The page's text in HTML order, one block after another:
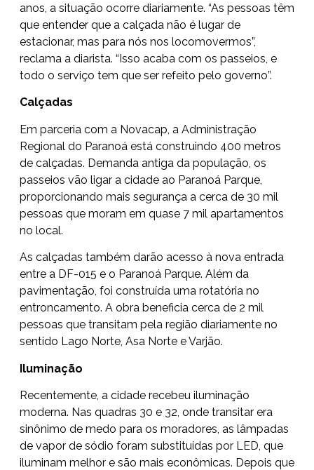
anos, a situação ocorre diariamente. “As pessoas têm
que entender que a calçada não é lugar de
estacionar, mas para nós nos locomovermos”,
reclama a diarista. “Isso acaba com os passeios, e
todo o serviço tem que ser refeito pelo governo”.
Calçadas
Em parceria com a Novacap, a Administração
Regional do Paranoá está construindo 400 metros
de calçadas. Demanda antiga da população, os
passeios vão ligar a cidade ao Paranoá Parque,
proporcionando mais segurança a cerca de 30 mil
pessoas que moram em quase 7 mil apartamentos
no local.
As calçadas também darão acesso à nova entrada
entre a DF-015 e o Paranoá Parque. Além da
pavimentação, foi construída uma rotatória no
entroncamento. A obra beneficia cerca de 2 mil
pessoas que transitam pela região diariamente no
sentido Lago Norte, Asa Norte e Varjão.
Iluminação
Recentemente, a cidade recebeu iluminação
moderna. Nas quadras 30 e 32, onde transitar era
sinônimo de medo para os moradores, as lâmpadas
de vapor de sódio foram substituídas por LED, que
iluminam melhor e são mais econômicas. Depois que